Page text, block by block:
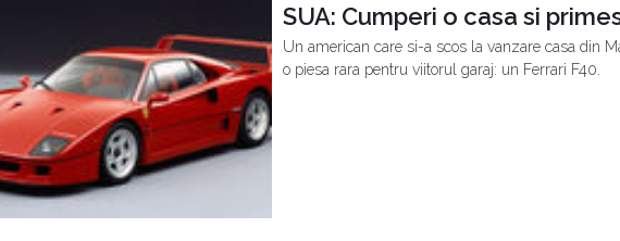
SUA: Cumperi o casa si
Un american care si-a scos la vanzare casa din
o piesa rara pentru viitorul garaj: un Ferrari F40.